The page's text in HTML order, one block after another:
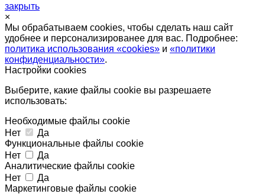
закрыть
×
Мы обрабатываем cookies, чтобы сделать наш сайт
удобнее и персонализированее для вас. Подробнее:
политика использования «cookies» и «политики
конфиденциальности».
Настройки cookies
Выберите, какие файлы cookie вы разрешаете
использовать:
Необходимые файлы cookie
Нет
Да
Функциональные файлы cookie
Нет
Да
Аналитические файлы cookie
Нет
Да
Маркетинговые файлы cookie